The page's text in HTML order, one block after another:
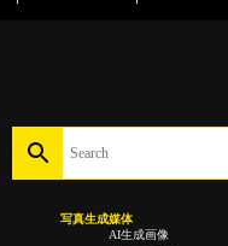
写真生成媒体
AI生成画像